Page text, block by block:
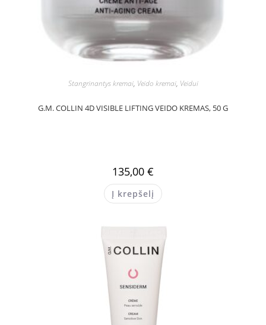
Stangrinantys kremai, Veido kremai, Veidui
G.M. COLLIN 4D VISIBLE LIFTING VEIDO KREMAS, 50 G
135,00 €
Į krepšelį